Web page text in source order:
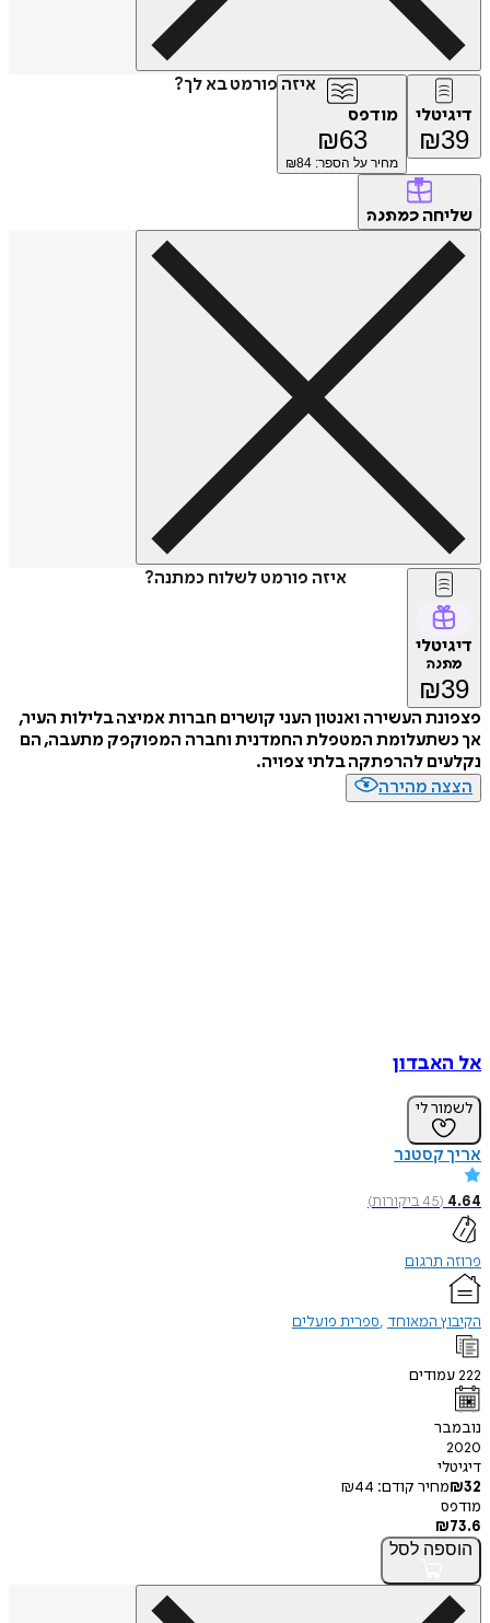
איזה פורמט בא לך?
דיגיטלי
₪39
מודפס
₪63
מחיר על הספר: ₪ 84
שליחה כמתנה
איזה פורמט לשלוח כמתנה?
דיגיטלי
מתנה
₪39
פצפונת העשירה ואנטון העני קושרים חברות אמיצה בלילות העיר,
אך כשתעלומת המטפלת החמדנית וחברה המפוקפק מתעבה, הם
נקלעים להרפתקה בלתי צפויה.
הצצה מהירה
אל האבדון
לשמור לי
אריך קסטנר
4.64
(
45ביקורות)
פרוזה תרגום
הקיבוץ המאוחד ספרית פועלים
222עמודים
נובמבר
2020
דיגיטלי
₪32 מחיר קודם: ₪44
מודפס
₪73.6
הוספה לסל